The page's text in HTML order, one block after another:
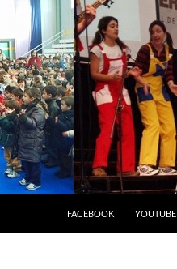
FACEBOOK YOUTUBE